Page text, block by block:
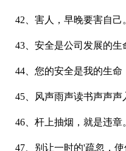
42、害人，早晚要害自己
43、安全是公司发展的生
44、您的安全是我的生命
45、风声雨声读书声声声
46、杆上抽烟，就是违章
47、别让一时的'疏忽，使